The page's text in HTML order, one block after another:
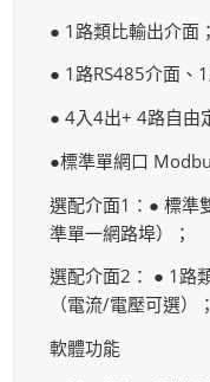
● 1路類比輸出介面；
● 1路RS485介面、
● 4入4出+ 4路自由
●標準單網口
選配介面1：● 標準
準單一網路埠）；
選配介面2： ● 1路
（電流/電壓可選）；
軟體功能